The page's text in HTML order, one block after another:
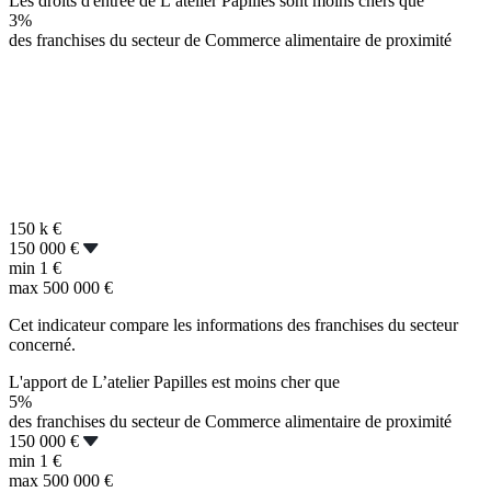
3%
des franchises du secteur de Commerce alimentaire de proximité
150 k €
150 000 €
min 1 €
max 500 000 €
Cet indicateur compare les informations des franchises du secteur
concerné.
L'apport de L’atelier Papilles est moins cher que
5%
des franchises du secteur de Commerce alimentaire de proximité
150 000 €
min 1 €
max 500 000 €